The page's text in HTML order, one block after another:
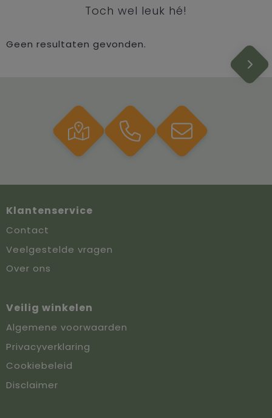
Toch wel leuk hé!
Geen resultaten gevonden.
Klantenservice
Contact
Veelgestelde vragen
Over ons
Veilig winkelen
Algemene voorwaarden
Privacyverklaring
Cookiebeleid
Disclaimer